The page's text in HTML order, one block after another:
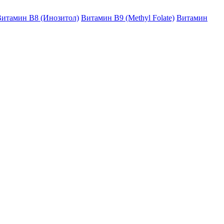
B8 (Инозитол) Витамин B9 (Methyl Folate) Витамин